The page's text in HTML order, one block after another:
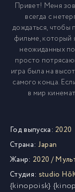
Привет! Меня
всегда с
дождаться,
фильме,
неожиданных
просто
игра была на
самого конца.
в мир
Год выпуска: 2020
Страна: Japan
Жанр: 2020 /
Студия: studio
{kinopoisk}